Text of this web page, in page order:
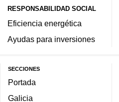
RESPONSABILIDAD SOCIAL
Eficiencia energética
Ayudas para inversiones
SECCIONES
Portada
Galicia